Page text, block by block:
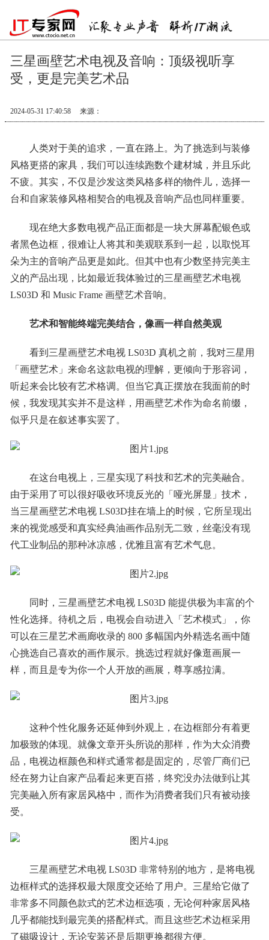
三星画壁艺术电视及音响：顶级视听享
受，更是完美艺术品
2024-05-31 17:40:58 来源：
人类对于美的追求，一直在路上。为了挑选到与装修
风格更搭的家具，我们可以连续跑数个建材城，并且乐此
不疲。其实，不仅是沙发这类风格多样的物件儿，选择一
台和自家装修风格相契合的电视及音响产品也同样重要。
现在绝大多数电视产品正面都是一块大屏幕配银色或
者黑色边框，很难让人将其和美观联系到一起，以取悦耳
朵为主的音响产品更是如此。但其中也有少数坚持完美主
义的产品出现，比如最近我体验过的三星画壁艺术电视
LS03D 和 Music Frame 画壁艺术音响。
艺术和智能终端完美结合，像画一样自然美观
看到三星画壁艺术电视 LS03D 真机之前，我对三星用
「画壁艺术」来命名这款电视的理解，更倾向于形容词，
听起来会比较有艺术格调。但当它真正摆放在我面前的时
候，我发现其实并不是这样，用画壁艺术作为命名前缀，
似乎只是在叙述事实罢了。
在这台电视上，三星实现了科技和艺术的完美融合。
由于采用了可以很好吸收环境反光的「哑光屏显」技术，
当三星画壁艺术电视 LS03D挂在墙上的时候，它所呈现出
来的视觉感受和真实经典油画作品别无二致，丝毫没有现
代工业制品的那种冰凉感，优雅且富有艺术气息。
同时，三星画壁艺术电视 LS03D 能提供极为丰富的个
性化选择。待机之后，电视会自动进入「艺术模式」，你
可以在三星艺术画廊收录的 800 多幅国内外精选名画中随
心挑选自己喜欢的画作展示。挑选过程就好像逛画展一
样，而且是专为你一个人开放的画展，尊享感拉满。
这种个性化服务还延伸到外观上，在边框部分有着更
加极致的体现。就像文章开头所说的那样，作为大众消费
品，电视边框颜色和样式通常都是固定的，尽管厂商们已
经在努力让自家产品看起来更百搭，终究没办法做到让其
完美融入所有家居风格中，而作为消费者我们只有被动接
受。
三星画壁艺术电视 LS03D 非常特别的地方，是将电视
边框样式的选择权最大限度交还给了用户。三星给它做了
非常多不同颜色款式的艺术边框选项，无论何种家居风格
几乎都能找到最完美的搭配样式。而且这些艺术边框采用
了磁吸设计，无论安装还是后期更换都很方便。